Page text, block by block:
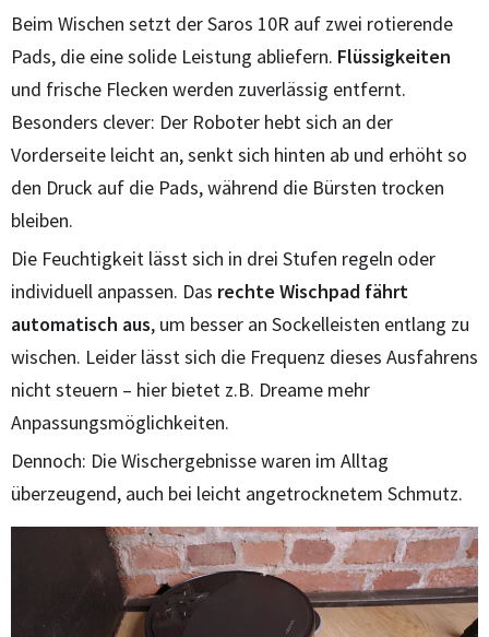
Beim Wischen setzt der Saros 10R auf zwei rotierende
Pads, die eine solide Leistung abliefern. Flüssigkeiten
und frische Flecken werden zuverlässig entfernt.
Besonders clever: Der Roboter hebt sich an der
Vorderseite leicht an, senkt sich hinten ab und erhöht so
den Druck auf die Pads, während die Bürsten trocken
bleiben.
Die Feuchtigkeit lässt sich in drei Stufen regeln oder
individuell anpassen. Das rechte Wischpad fährt
automatisch aus, um besser an Sockelleisten entlang zu
wischen. Leider lässt sich die Frequenz dieses Ausfahrens
nicht steuern – hier bietet z.B. Dreame mehr
Anpassungsmöglichkeiten.
Dennoch: Die Wischergebnisse waren im Alltag
überzeugend, auch bei leicht angetrocknetem Schmutz.